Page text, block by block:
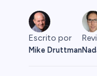
Escrito por
Mike Druttman